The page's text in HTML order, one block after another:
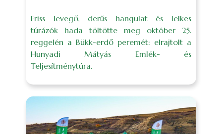
Friss levegő, derűs hangulat és lelkes
túrázók hada töltötte meg október 25.
reggelén a Bükk-erdő peremét: elrajtolt a
Hunyadi Mátyás Emlék- és
Teljesítménytúra.